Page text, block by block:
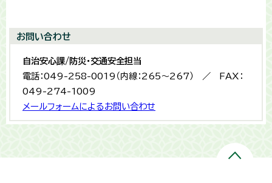
お問い合わせ
自治安心課/防災・交通安全担当
電話：049-258-0019（内線：265〜267） ／ FAX：
049-274-1009
メールフォームによるお問い合わせ